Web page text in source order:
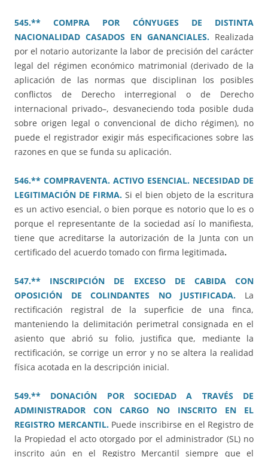
545.** COMPRA POR CÓNYUGES DE DISTINTA
NACIONALIDAD CASADOS EN GANANCIALES. Realizada
por el notario autorizante la labor de precisión del carácter
legal del régimen económico matrimonial (derivado de la
aplicación de las normas que disciplinan los posibles
conflictos de Derecho interregional o de Derecho
internacional privado–, desvaneciendo toda posible duda
sobre origen legal o convencional de dicho régimen), no
puede el registrador exigir más especificaciones sobre las
razones en que se funda su aplicación.
546.** COMPRAVENTA. ACTIVO ESENCIAL. NECESIDAD DE
LEGITIMACIÓN DE FIRMA. Si el bien objeto de la escritura
es un activo esencial, o bien porque es notorio que lo es o
porque el representante de la sociedad así lo manifiesta,
tiene que acreditarse la autorización de la Junta con un
certificado del acuerdo tomado con firma legitimada.
547.** INSCRIPCIÓN DE EXCESO DE CABIDA CON
OPOSICIÓN DE COLINDANTES NO JUSTIFICADA. La
rectificación registral de la superficie de una finca,
manteniendo la delimitación perimetral consignada en el
asiento que abrió su folio, justifica que, mediante la
rectificación, se corrige un error y no se altera la realidad
física acotada en la descripción inicial.
549.** DONACIÓN POR SOCIEDAD A TRAVÉS DE
ADMINISTRADOR CON CARGO NO INSCRITO EN EL
REGISTRO MERCANTIL.Puede inscribirse en el Registro de
la Propiedad el acto otorgado por el administrador (SL) no
inscrito aún en el Registro Mercantil siempre que el